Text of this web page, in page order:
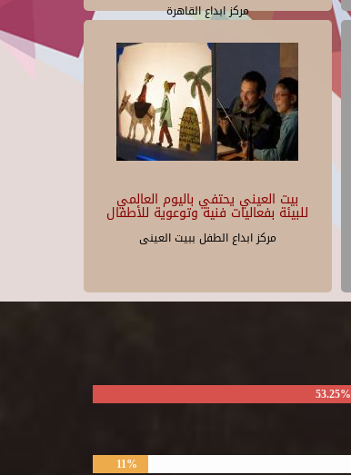
مركز ابداع القاهرة
بيت العيني يحتفي باليوم العالمي
للبيئة بفعاليات فنية وتوعوية للأطفال
مركز ابداع الطفل ببيت العينى
53.25%
11%